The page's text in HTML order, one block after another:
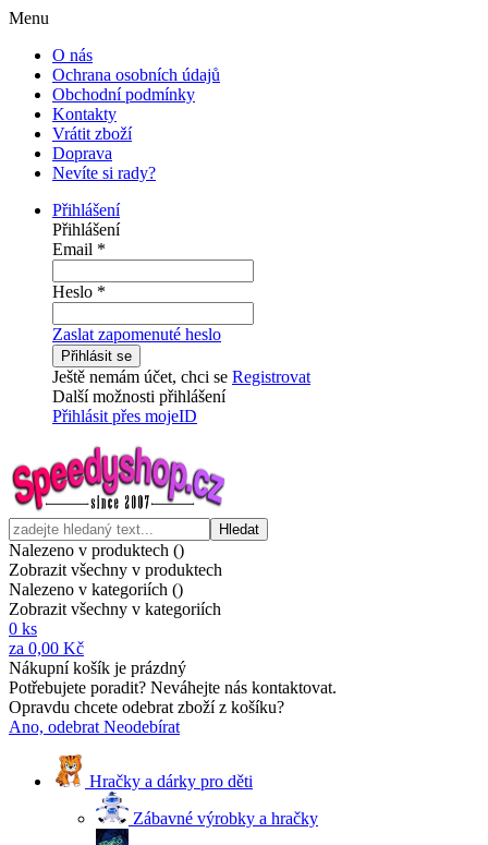
Menu
O nás
Ochrana osobních údajů
Obchodní podmínky
Kontakty
Vrátit zboží
Doprava
Nevíte si rady?
Přihlášení
Přihlášení
Email *
Heslo *
Zaslat zapomenuté heslo
Přihlásit se
Ještě nemám účet, chci se Registrovat
Další možnosti přihlášení
Přihlásit přes mojeID
Hledat
Nalezeno v produktech ()
Zobrazit všechny v produktech
Nalezeno v kategoriích ()
Zobrazit všechny v kategoriích
0 ks
za 0,00 Kč
Nákupní košík je prázdný
Potřebujete poradit? Neváhejte nás kontaktovat.
Opravdu chcete odebrat zboží z košíku?
Ano, odebrat Neodebírat
Hračky a dárky pro děti
Zábavné výrobky a hračky